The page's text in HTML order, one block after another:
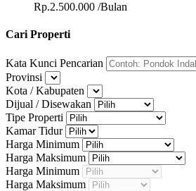
Rp.2.500.000 /Bulan
Cari Properti
Kata Kunci Pencarian
Provinsi
Kota / Kabupaten
Dijual / Disewakan
Tipe Properti
Kamar Tidur
Harga Minimum
Harga Maksimum
Harga Minimum
Harga Maksimum